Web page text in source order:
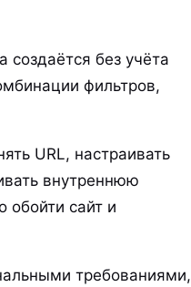
без учёта
фильтров,
URL, настраивать
внутреннюю
обойти сайт и
требованиями,